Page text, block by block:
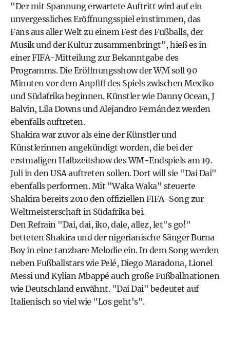
"Der mit Spannung erwartete Auftritt wird auf ein
unvergessliches Eröffnungsspiel einstimmen, das
Fans aus aller Welt zu einem Fest des Fußballs, der
Musik und der Kultur zusammenbringt", hieß es in
einer FIFA-Mitteilung zur Bekanntgabe des
Programms. Die Eröffnungsshow der WM soll 90
Minuten vor dem Anpfiff des Spiels zwischen Mexiko
und Südafrika beginnen. Künstler wie Danny Ocean, J
Balvin, Lila Downs und Alejandro Fernández werden
ebenfalls auftreten.
Shakira war zuvor als eine der Künstler und
Künstlerinnen angekündigt worden, die bei der
erstmaligen Halbzeitshow des WM-Endspiels am 19.
Juli in den USA auftreten sollen. Dort will sie "Dai Dai"
ebenfalls performen. Mit "Waka Waka" steuerte
Shakira bereits 2010 den offiziellen FIFA-Song zur
Weltmeisterschaft in Südafrika bei.
Den Refrain "Dai, dai, iko, dale, allez, let"s go!"
betteten Shakira und der nigerianische Sänger Burna
Boy in eine tanzbare Melodie ein. In dem Song werden
neben Fußballstars wie Pelé, Diego Maradona, Lionel
Messi und Kylian Mbappé auch große Fußballnationen
wie Deutschland erwähnt. "Dai Dai" bedeutet auf
Italienisch so viel wie "Los geht's".